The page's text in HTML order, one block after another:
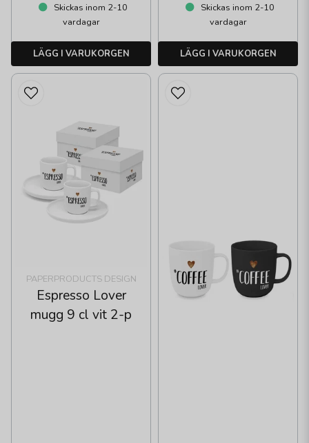
Skickas inom 2-10
vardagar
LÄGG I VARUKORGEN
Skickas inom 2-10
vardagar
LÄGG I VARUKORGEN
PAPERPRODUCTS DESIGN
Espresso Lover
mugg 9 cl vit 2-p